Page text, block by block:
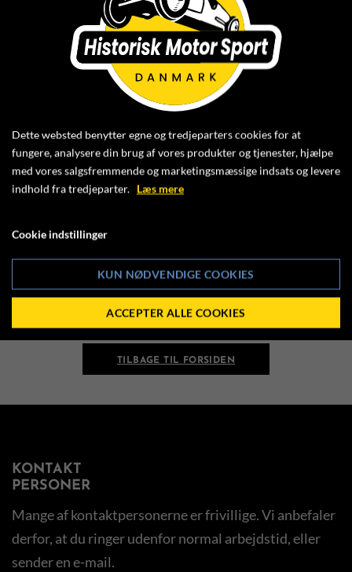
I det sportslige reglement for Danish Masters 2026
er navnene på enkelte klasser ændret, så de to
klasser for de nyeste biler hedder henholdsvis:
(tidligere 76/81-klassen) og
95-klassen(tidligere 90’er-klassen inkl. TCGT).
Derfor er navnene på disse klasser også ændret på
listen over startnumre. Klik ind og se
STARTNUMMEROVERSIGT FOR HISTORISK
Med venlig hilsen
HMS/Banesportsgruppen
TILBAGE TIL FORSIDEN
KONTAKT
PERSONER
Mange af kontaktpersonerne er frivillige. Vi anbefaler
derfor, at du ringer udenfor normal arbejdstid, eller
sender en e-mail.
Dette websted benytter egne og tredjeparters cookies for at
fungere, analysere din brug af vores produkter og tjenester, hjælpe
med vores salgsfremmende og marketingsmæssige indsats og levere
indhold fra tredjeparter. Læs mere
Cookie indstillinger
KUN NØDVENDIGE COOKIES
ACCEPTER ALLE COOKIES